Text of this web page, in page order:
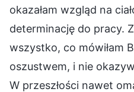
okazałam wzgląd na
determinację do pracy.
wszystko, co mówiłam
oszustwem, i nie
W przeszłości nawet